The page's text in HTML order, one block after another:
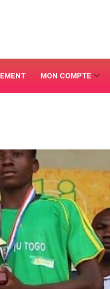
MON COMPTE